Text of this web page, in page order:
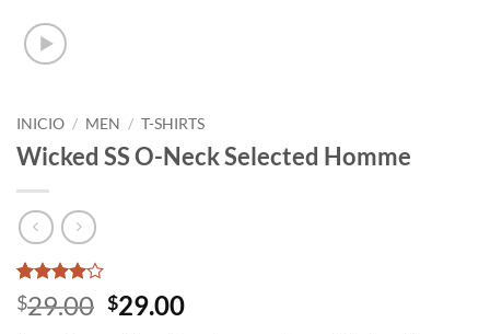
INICIO / MEN / T-SHIRTS
Wicked SS O-Neck Selected Homme
Valorado
con4de
3
$29.00 El
$29.00El